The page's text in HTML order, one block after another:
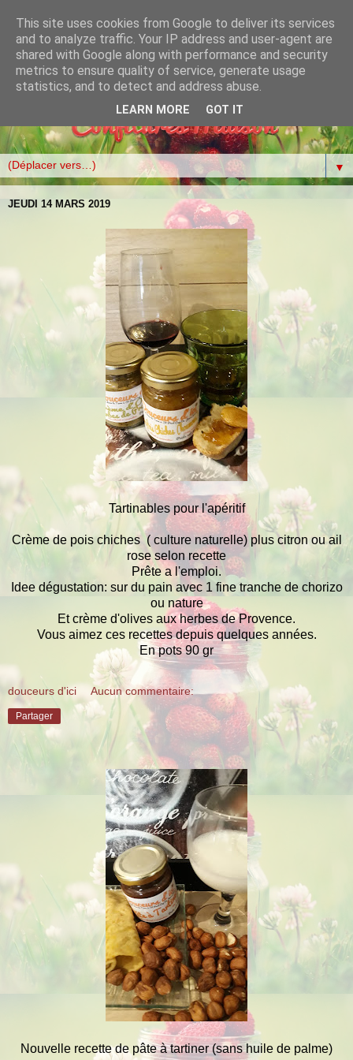
▼
JEUDI 14 MARS 2019
Tartinables pour l'apéritif
Crème de pois chiches ( culture naturelle) plus citron ou ail
rose selon recette
Prête a l'emploi.
Idee dégustation: sur du pain avec 1 fine tranche de chorizo
ou nature
Et crème d'olives aux herbes de Provence.
Vous aimez ces recettes depuis quelques années.
En pots 90 gr
douceurs d'ici Aucun commentaire:
Partager
Nouvelle recette de pâte à tartiner (sans huile de palme)
This site uses cookies from Google to deliver its services
and to analyze traffic. Your IP address and user-agent are
shared with Google along with performance and security
metrics to ensure quality of service, generate usage
statistics, and to detect and address abuse.
LEARN MORE GOT IT